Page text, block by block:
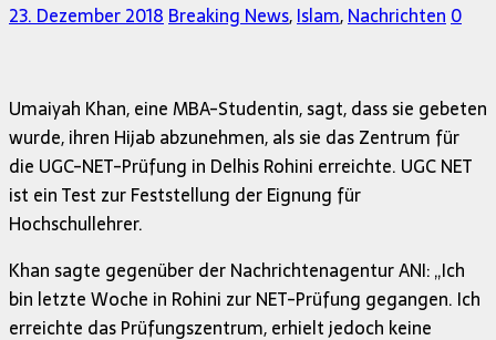
23. Dezember 2018Breaking News,Islam,Nachrichten0
Umaiyah Khan, eine MBA-Studentin, sagt, dass sie gebeten
wurde, ihren Hijab abzunehmen, als sie das Zentrum für
die UGC-NET-Prüfung in Delhis Rohini erreichte. UGC NET
ist ein Test zur Feststellung der Eignung für
Hochschullehrer.
Khan sagte gegenüber der Nachrichtenagentur ANI: „Ich
bin letzte Woche in Rohini zur NET-Prüfung gegangen. Ich
erreichte das Prüfungszentrum, erhielt jedoch keine